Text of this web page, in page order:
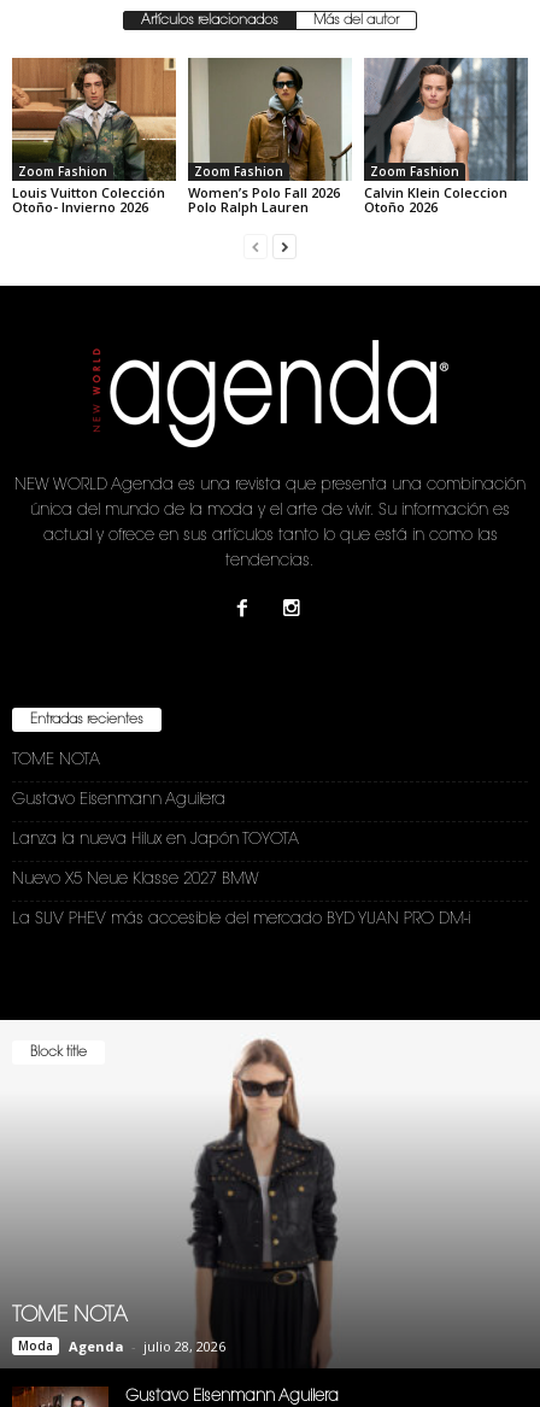
Artículos relacionados Más del autor
Zoom Fashion
Louis Vuitton Colección
Otoño- Invierno 2026
Zoom Fashion
Women’s Polo Fall 2026
Polo Ralph Lauren
Zoom Fashion
Calvin Klein Coleccion
Otoño 2026
NEW WORLD Agenda es una revista que presenta una combinación
única del mundo de la moda y el arte de vivir. Su información es
actual y ofrece en sus artículos tanto lo que está in como las
tendencias.
Entradas recientes
TOME NOTA
Gustavo Eisenmann Aguilera
Lanza la nueva Hilux en Japón TOYOTA
Nuevo X5 Neue Klasse 2027 BMW
La SUV PHEV más accesible del mercado BYD YUAN PRO DM-i
Block title
TOME NOTA
Moda Agenda - julio 28, 2026
Gustavo Eisenmann Aguilera